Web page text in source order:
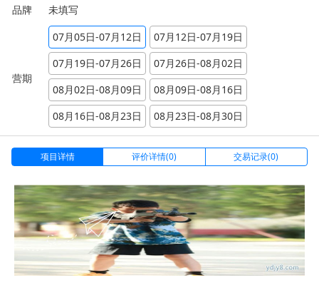
品牌
未填写
营期
07月05日-07月12日
07月12日-07月19日
07月19日-07月26日
07月26日-08月02日
08月02日-08月09日
08月09日-08月16日
08月16日-08月23日
08月23日-08月30日
项目详情 评价详情(0) 交易记录(0)